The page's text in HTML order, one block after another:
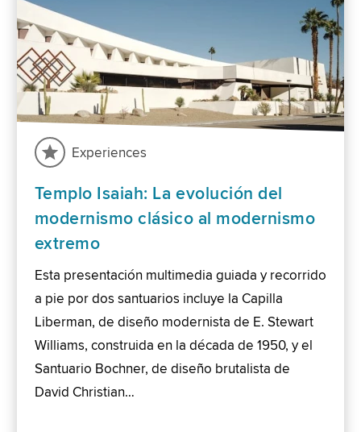
Experiences
Templo Isaiah: La evolución del
modernismo clásico al modernismo
extremo
Esta presentación multimedia guiada y recorrido
a pie por dos santuarios incluye la Capilla
Liberman, de diseño modernista de E. Stewart
Williams, construida en la década de 1950, y el
Santuario Bochner, de diseño brutalista de
David Christian…